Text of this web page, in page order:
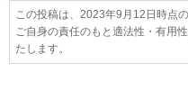
この投稿は、2023年9月12日時点の
ご自身の責任のもと適法性・有用
たします。